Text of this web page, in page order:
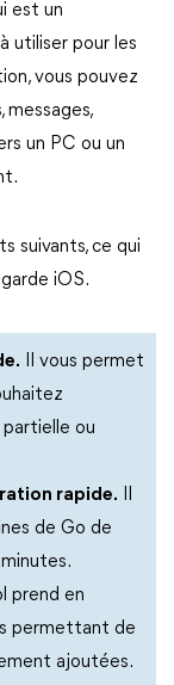
est un
utiliser pour les
vous pouvez
messages,
un PC ou un
suivants, ce qui
iOS.
Il vous permet
partielle ou
rapide.
de Go de
prend en
permettant de
ajoutées.